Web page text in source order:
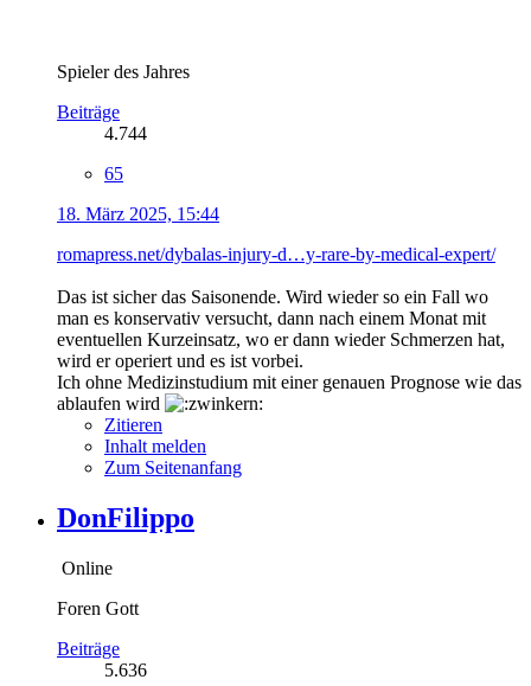
Spieler des Jahres
Beiträge
4.744
65
18. März 2025, 15:44
romapress.net/dybalas-injury-d…y-rare-by-medical-expert/
Das ist sicher das Saisonende. Wird wieder so ein Fall wo
man es konservativ versucht, dann nach einem Monat mit
eventuellen Kurzeinsatz, wo er dann wieder Schmerzen hat,
wird er operiert und es ist vorbei.
Ich ohne Medizinstudium mit einer genauen Prognose wie das
ablaufen wird
Zitieren
Inhalt melden
Zum Seitenanfang
DonFilippo
Online
Foren Gott
Beiträge
5.636